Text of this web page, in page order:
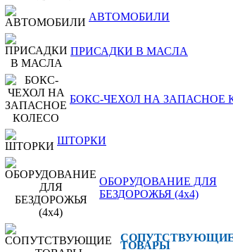
АВТОМОБИЛИ
ПРИСАДКИ В МАСЛА
БОКС-ЧЕХОЛ НА ЗАПАСНОЕ
ШТОРКИ
ОБОРУДОВАНИЕ ДЛЯ
БЕЗДОРОЖЬЯ (4x4)
ТОВАРЫ